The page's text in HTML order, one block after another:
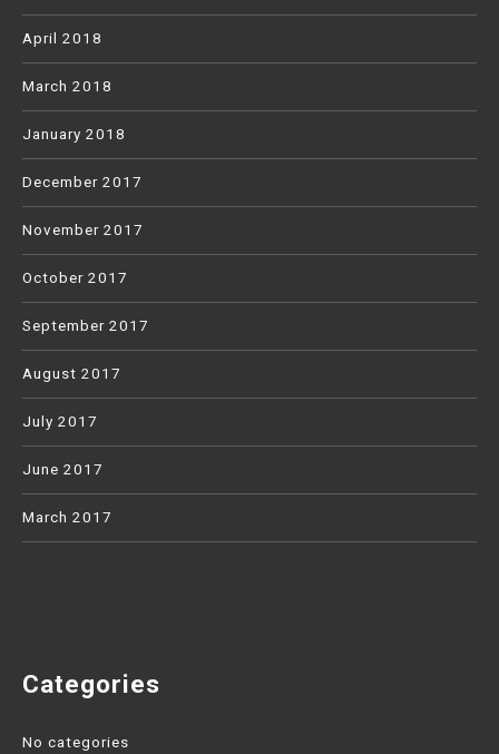
April 2018
March 2018
January 2018
December 2017
November 2017
October 2017
September 2017
August 2017
July 2017
June 2017
March 2017
Categories
No categories